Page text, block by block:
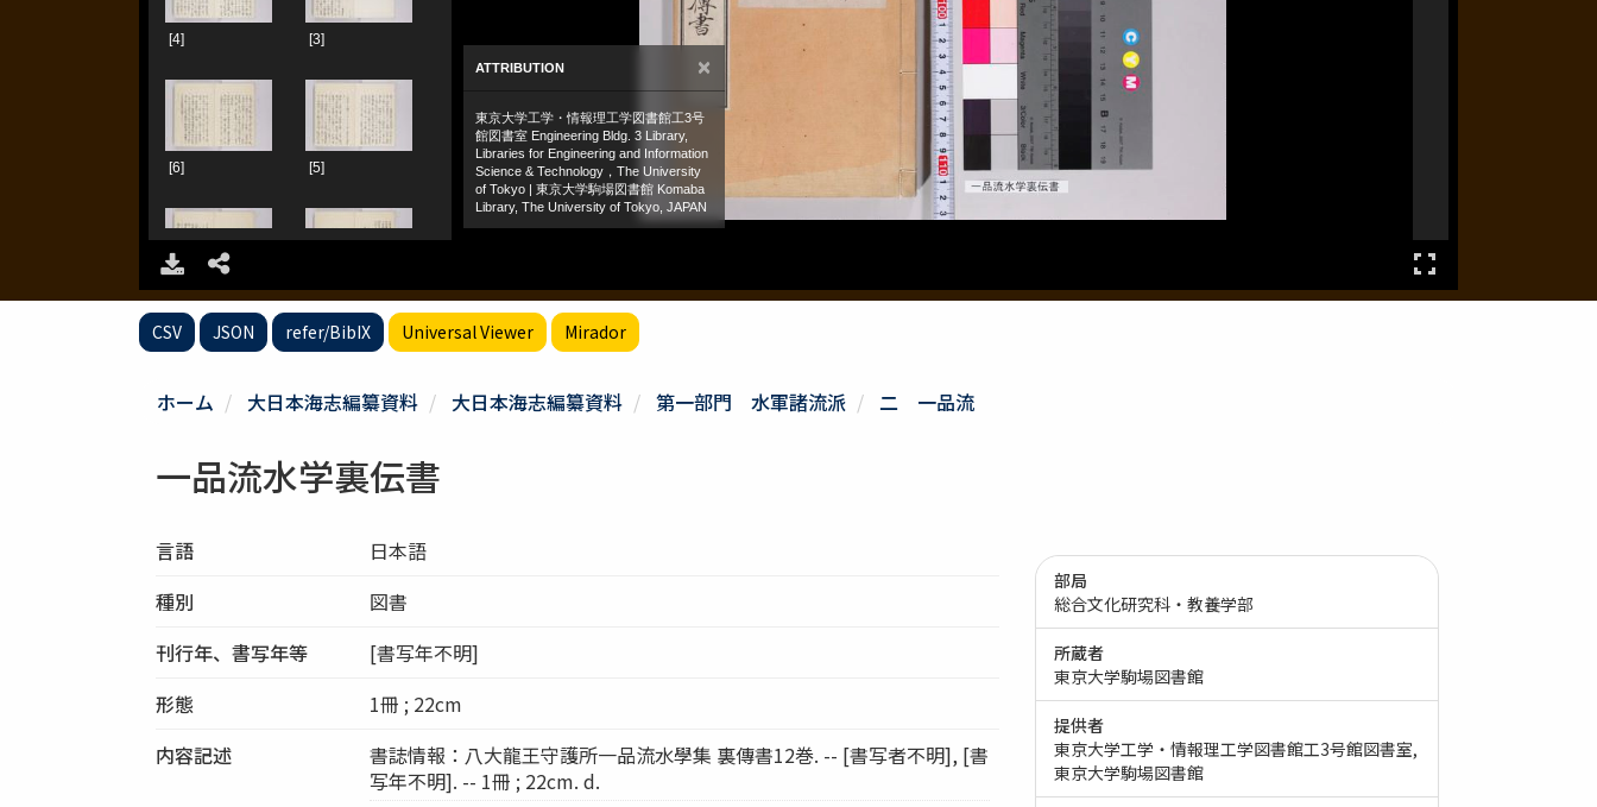
CSV JSON refer/BibIX Universal Viewer Mirador
ホーム 大日本海志編纂資料 大日本海志編纂資料 第一部門 水軍諸流派 二 一品流
一品流水学裏伝書
言語
日本語
種別
図書
刊行年、書写年等
[書写年不明]
形態
1冊 ; 22cm
内容記述
書誌情報：八大龍王守護所一品流水學集 裏傳書12巻. -- [書写者不明], [書
写年不明]. -- 1冊 ; 22cm. d.
部局
総合文化研究科・教養学部
所蔵者
東京大学駒場図書館
提供者
東京大学工学・情報理工学図書館工3号館図書室
東京大学駒場図書館